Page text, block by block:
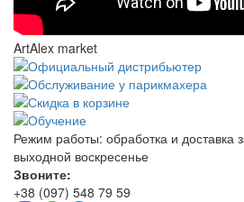
ArtAlex market
Режим работы: обработка и доставка
выходной воскресенье
Звоните:
+38 (097) 548 79 59